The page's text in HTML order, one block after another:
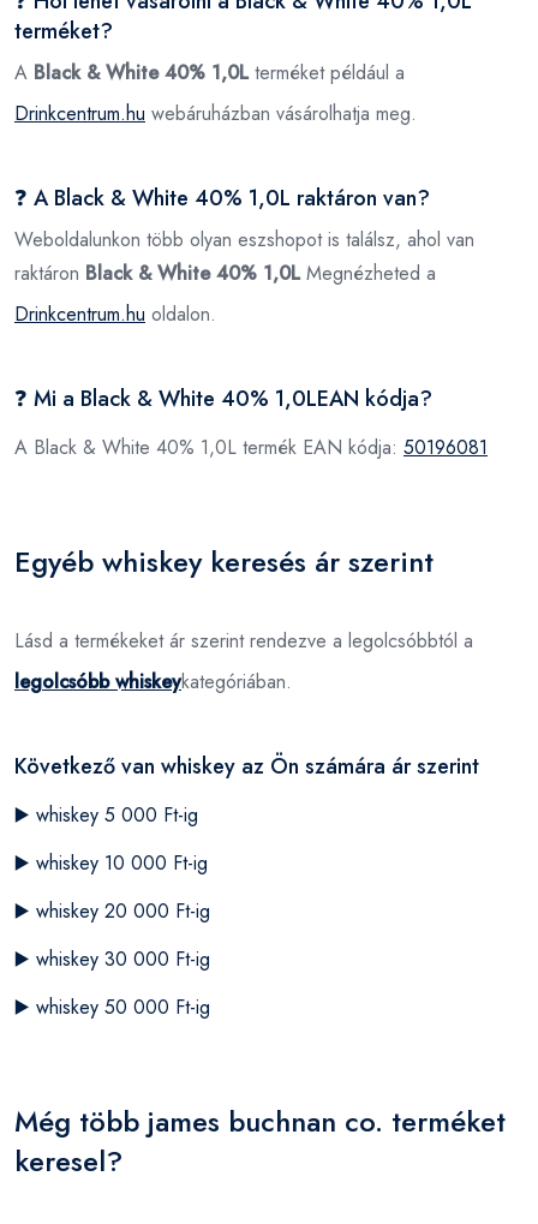
terméket?
A Black & White 40% 1,0Lterméket például a
Drinkcentrum.hu webáruházban vásárolhatja meg.
❓ A Black & White 40% 1,0L raktáron van?
Weboldalunkon több olyan eszshopot is találsz, ahol van
raktáron Black & White 40% 1,0LMegnézheted a
Drinkcentrum.hu oldalon.
❓ Mi a Black & White 40% 1,0LEAN kódja?
A Black & White 40% 1,0L termék EAN kódja: 50196081
Egyéb whiskey keresés ár szerint
Lásd a termékeket ár szerint rendezve a legolcsóbbtól a
legolcsóbb whiskeykategóriában.
Következő van whiskey az Ön számára ár szerint
▶️ whiskey 5 000 Ft-ig
▶️ whiskey 10 000 Ft-ig
▶️ whiskey 20 000 Ft-ig
▶️ whiskey 30 000 Ft-ig
▶️ whiskey 50 000 Ft-ig
Még több james buchnan co. terméket
keresel?